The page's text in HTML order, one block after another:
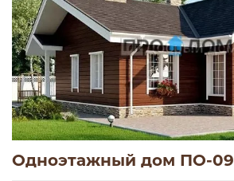
Одноэтажный дом ПО-09